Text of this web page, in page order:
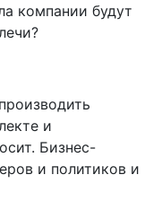
компании будут
и
Бизнес-
и политиков и